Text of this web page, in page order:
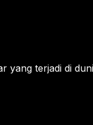
yang terjadi di